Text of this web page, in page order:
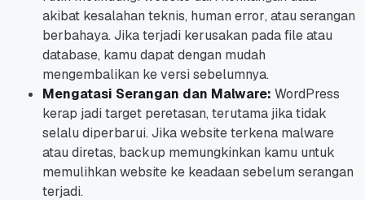
akibat kesalahan teknis, human error, atau serangan
berbahaya. Jika terjadi kerusakan padafileatau
database, kamu dapat dengan mudah
mengembalikan ke versi sebelumnya.
Mengatasi Serangan dan Malware: WordPress
kerap jadi target peretasan, terutama jika tidak
selalu diperbarui. Jikawebsiteterkena malware
atau diretas, backup memungkinkan kamu untuk
memulihkan website ke keadaan sebelum serangan
terjadi.